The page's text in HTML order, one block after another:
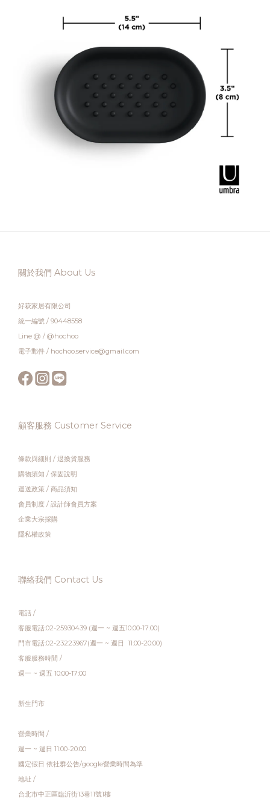
關於我們 About Us
好萩家居有限公司
統一編號 / 90448558
Line @ / @hochoo
電子郵件 / hochoo.service@gmail.com
顧客服務 Customer Service
條款與細則 / 退換貨服務
購物須知 / 保固說明
運送政策 / 商品須知
會員制度 / 設計師會員方案
企業大宗採購
隱私權政策
聯絡我們 Contact Us
電話 /
客服電話:02-25930439 (週一 ~ 週五10:00-17:00)
門市電話:02-23223967(週一 ~ 週日 11:00-20:00)
客服服務時間 /
週一 ~ 週五 10:00-17:00
新生門市
營業時間 /
週一 ~ 週日 11:00-20:00
國定假日 依社群公告/google營業時間為準
地址 /
台北市中正區臨沂街13巷11號1樓